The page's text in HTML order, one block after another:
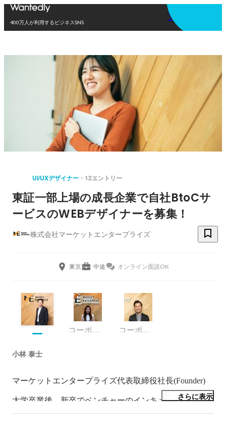
400万人が利用するビジネスSNS
アプリを使う
UI/UXデザイナー 12エントリー
東証一部上場の成長企業で自社BtoCサ
ービスのWEBデザイナーを募集！
株式会社マーケットエンタープライズ
東京 中途 オンライン面談OK
コーポレートコミュニケーションディビジョン・リーダー コーポレート・スタッフ
小林 泰士
マーケットエンタープライズ代表取締役社長(Founder)
大学卒業後、新卒でベンチャーのインキュベートを手掛
さらに表示